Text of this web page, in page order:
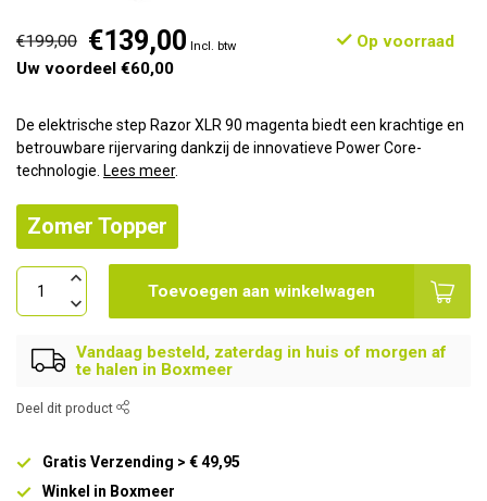
€199,00 €139,00 Incl. btw
Op voorraad
Uw voordeel €60,00
De elektrische step Razor XLR 90 magenta biedt een krachtige en
betrouwbare rijervaring dankzij de innovatieve Power Core-
technologie. Lees meer.
Zomer Topper
Toevoegen aan winkelwagen
Vandaag besteld, zaterdag in huis of morgen af
te halen in Boxmeer
Deel dit product
Gratis Verzending > € 49,95
Winkel in Boxmeer